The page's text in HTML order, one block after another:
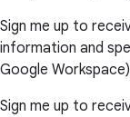
Sign me up to
information and
Google
Sign me up to